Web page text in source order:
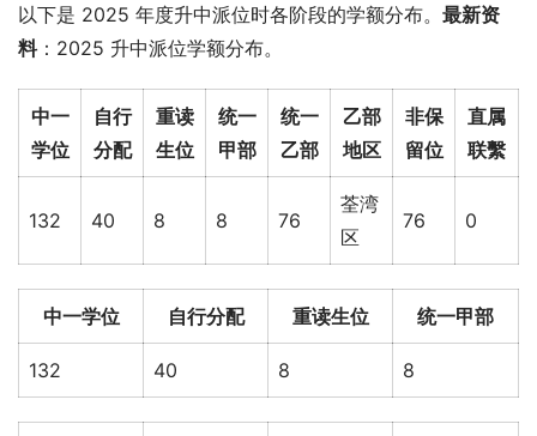
以下是 2025 年度升中派位时各阶段的学额分布。 最新资
料：2025 升中派位学额分布。
中一
学位
自行
分配
重读
生位
统一
甲部
统一
乙部
乙部
地区
非保
留位
直属
联繫
132 40 8 8 76
荃湾
区
76 0
中一学位 自行分配 重读生位 统一甲部
132 40 8 8